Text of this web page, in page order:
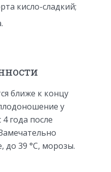
кисло-сладкий;
ближе к концу
у
года после
до 39 °С, морозы.